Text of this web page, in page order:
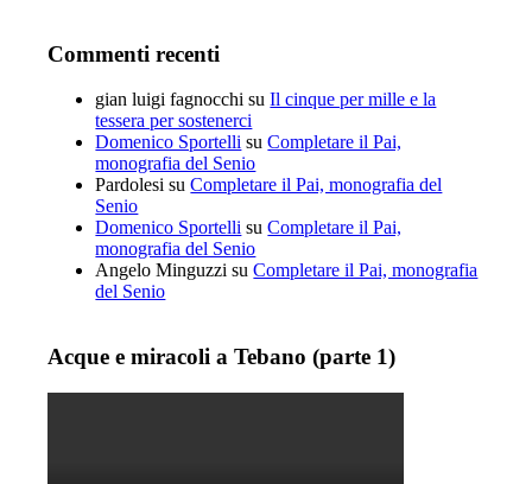
Commenti recenti
gian luigi fagnocchi suIl cinque per mille e la
tessera per sostenerci
Domenico Sportelli suCompletare il Pai,
monografia del Senio
Pardolesi suCompletare il Pai, monografia del
Senio
Domenico Sportelli suCompletare il Pai,
monografia del Senio
Angelo Minguzzi suCompletare il Pai, monografia
del Senio
Acque e miracoli a Tebano (parte 1)